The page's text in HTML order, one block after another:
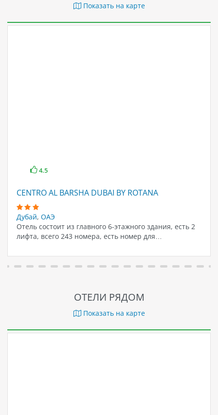
Показать на карте
4.5
CENTRO AL BARSHA DUBAI BY ROTANA
Дубай, ОАЭ
Отель состоит из главного 6-этажного здания, есть 2
лифта, всего 243 номера, есть номер для…
ОТЕЛИ РЯДОМ
Показать на карте